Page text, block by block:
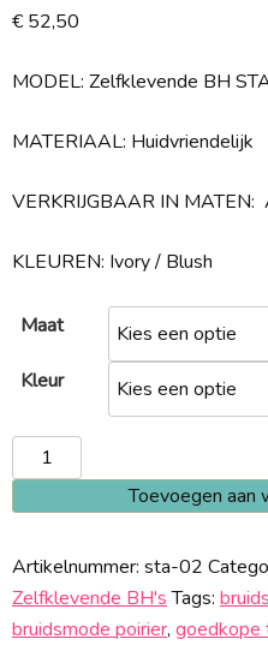
€52,50
MODEL: Zelfklevende BH
MATERIAAL: Huidvriendelijk
VERKRIJGBAAR IN MATEN:
KLEUREN: Ivory / Blush
Maat
Kleur
Zelfklevende
BH
STA-
aantal
Toevoegen aan
Artikelnummer: sta-02
Zelfklevende BH's Tags:
bruidsmode poirier, goedkope